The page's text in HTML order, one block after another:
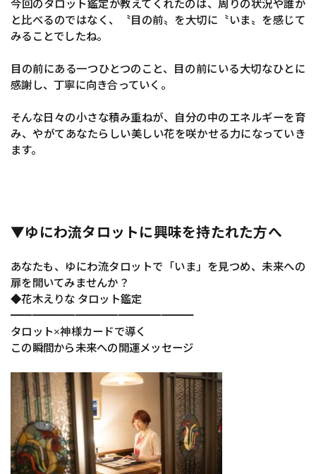
今回のタロット鑑定が教えてくれたのは、周りの状況や誰か
と比べるのではなく、〝目の前〟を大切に〝いま〟を感じて
みることでしたね。
目の前にある一つひとつのこと、目の前にいる大切なひとに
感謝し、丁寧に向き合っていく。
そんな日々の小さな積み重ねが、自分の中のエネルギーを育
み、やがてあなたらしい美しい花を咲かせる力になっていき
ます。
▼ゆにわ流タロットに興味を持たれた方へ
あなたも、ゆにわ流タロットで「いま」を見つめ、未来への
扉を開いてみませんか？
◆花木えりな タロット鑑定
━━━━━━━━━━━━━━━━━
タロット×神様カードで導く
この瞬間から未来への開運メッセージ